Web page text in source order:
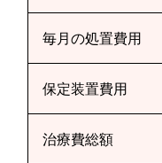
毎月の処置費用
保定装置費用
治療費総額